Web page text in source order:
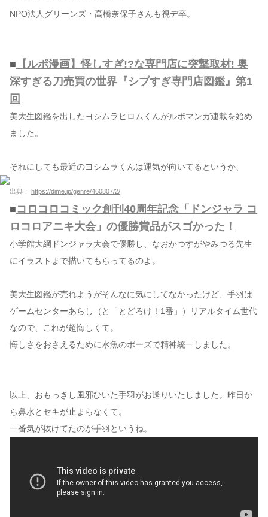
NPO法人グリーンズ・高橋奈保子さんも視デ卒。
■ 【ルポ漫画】怪しすぎ!?な専門店に突撃取材! 奥
深すぎる刀売買の世界『シブすぎ専門店図鑑』第1
回
美大生図鑑を出したヨシムラヒロムくんがルポマンガ連載を始め
ました。
それにしても最近のヨシムラくんは運気が向いてるというか、
出典： https://dime.jp/genre/460807/2/
■コロコロコミック創刊40周年記念「ドンジャラ コ
ロコロアニキ大会」の優勝賞品がスゴかった！
小学館大綱ドンジャラ大会で優勝し、なおかつすがやみつる先生
にイラストまで描いてもらってるのよ。
美大生図鑑が売れようがそんなに気にしてなかったけど、手羽は
ゲームセンターあらし（と「とどろけ！1番」）リアルタイム世代
なので、これが超悔しくて。
悔しさをおさえるために水魚のポーズで精神統一しました。
以上、おもっきし風邪ひいた手羽がお送りいたしました。昨日か
ら鼻水とセキが止まらなくて。
一番気が抜けてたのが手羽というね。